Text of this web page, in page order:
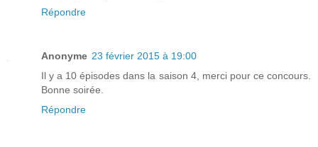
Répondre
Anonyme 23 février 2015 à 19:00
Il y a 10 épisodes dans la saison 4, merci pour ce concours.
Bonne soirée.
Répondre